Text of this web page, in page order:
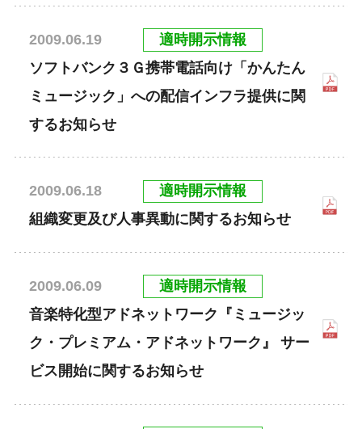
2009.06.19
適時開示情報
ソフトバンク３Ｇ携帯電話向け「かんたん
ミュージック」への配信インフラ提供に関
するお知らせ
2009.06.18
適時開示情報
組織変更及び人事異動に関するお知らせ
2009.06.09
適時開示情報
音楽特化型アドネットワーク『ミュージッ
ク・プレミアム・アドネットワーク』 サー
ビス開始に関するお知らせ